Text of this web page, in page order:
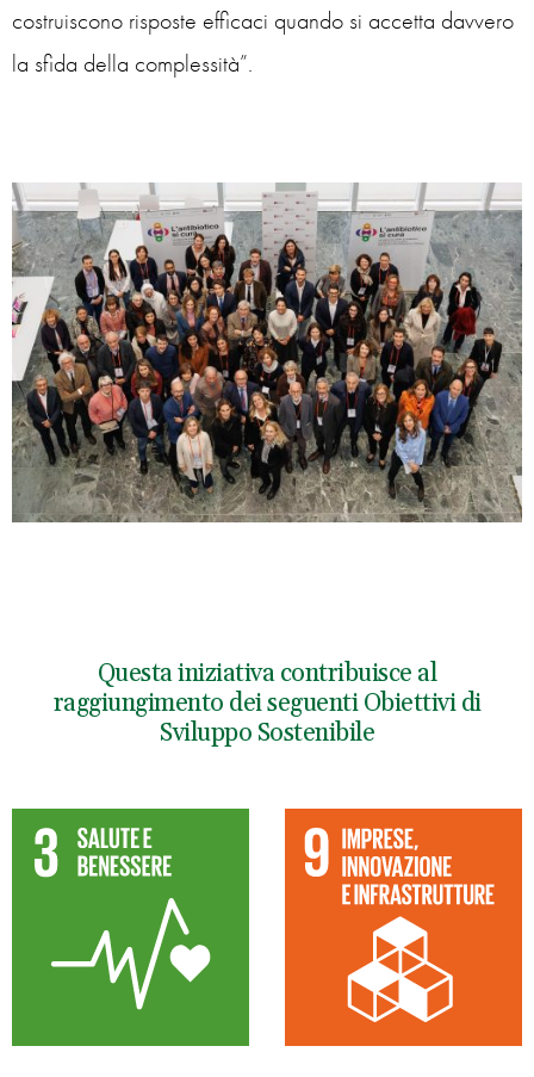
costruiscono risposte efficaci quando si accetta davvero
la sfida della complessità”.
Questa iniziativa contribuisce al
raggiungimento dei seguenti Obiettivi di
Sviluppo Sostenibile